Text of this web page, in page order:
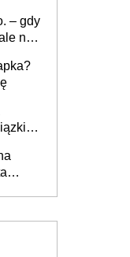
– gdy
nie
w